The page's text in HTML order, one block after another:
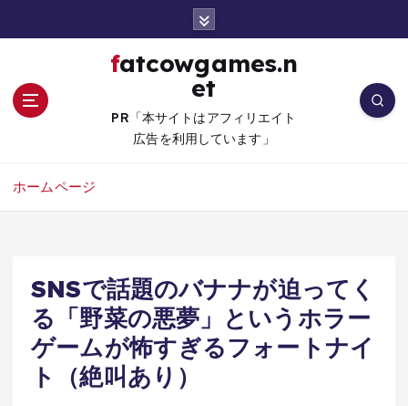
fatcowgames.n
et
PR「本サイトはアフィリエイト
広告を利用しています」
ホームページ
SNSで話題のバナナが迫ってく
る「野菜の悪夢」というホラー
ゲームが怖すぎるフォートナイ
ト（絶叫あり）